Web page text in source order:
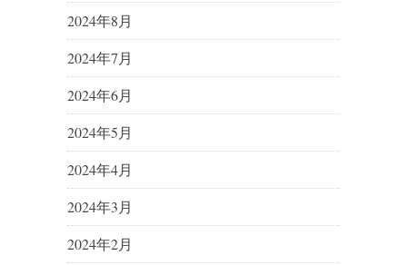
2024年8月
2024年7月
2024年6月
2024年5月
2024年4月
2024年3月
2024年2月